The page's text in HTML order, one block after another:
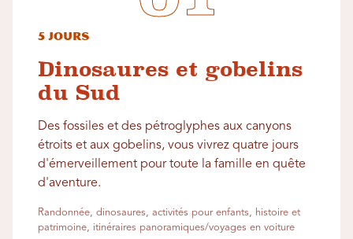
5 jours
Dinosaures et gobelins
du Sud
Des fossiles et des pétroglyphes aux canyons
étroits et aux gobelins, vous vivrez quatre jours
d'émerveillement pour toute la famille en quête
d'aventure.
Randonnée, dinosaures, activités pour enfants, histoire et
patrimoine, itinéraires panoramiques/voyages en voiture